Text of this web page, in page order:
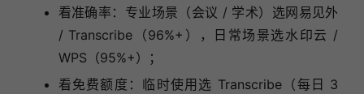
看准确率：专业场景（会议 / 学术）选网易见外
/ Transcribe（96%+），日常场景选水印云 /
WPS（95%+）；
看免费额度：临时使用选 Transcribe（每日 3